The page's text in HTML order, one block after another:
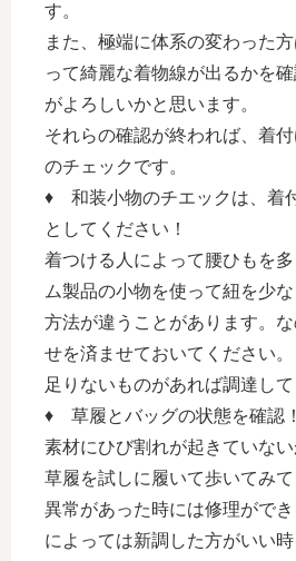
す。
また、極端に体系の変わった
って綺麗な着物線が出るかを
がよろしいかと思います。
それらの確認が終われば、着
のチェックです。
♦ 和装小物のチエックは、着
としてください！
着つける人によって腰ひもを
ム製品の小物を使って紐を少
方法が違うことがあります。
せを済ませておいてください。
足りないものがあれば調達して
♦ 草履とバッグの状態を確認！
素材にひび割れが起きていない
草履を試しに履いて歩いてみて
異常があった時には修理がで
によっては新調した方がいい時